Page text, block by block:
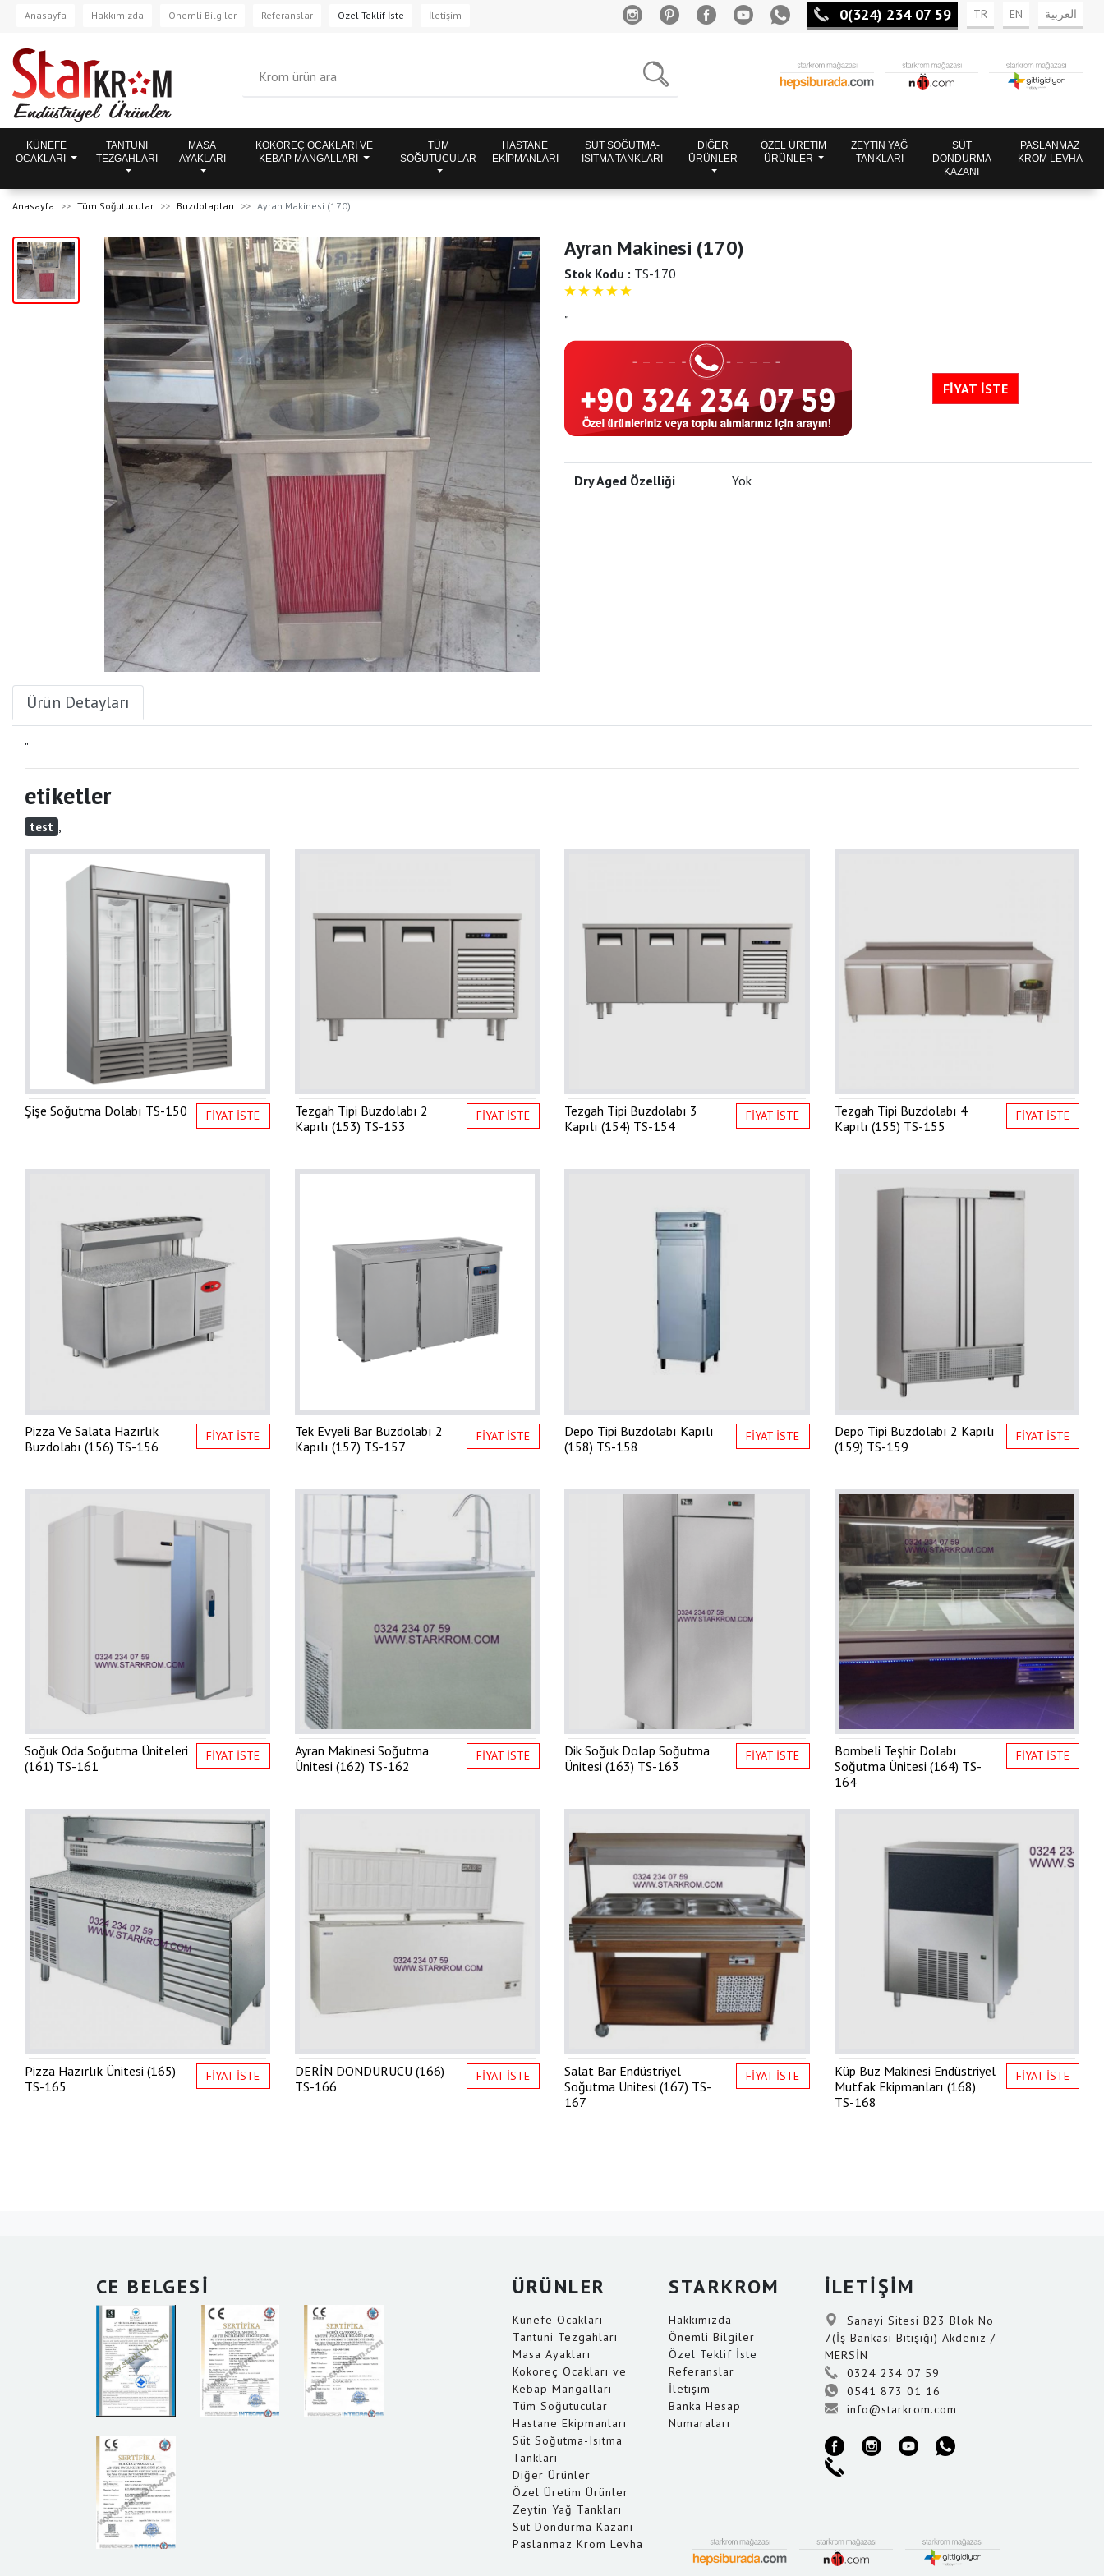
Anasayfa Hakkımızda Önemli Bilgiler Referanslar Özel Teklif İste İletişim 0(324) 234 07 59 TR EN العربية
KÜNEFE
OCAKLARI
TANTUNİ
TEZGAHLARI
MASA
AYAKLARI
KOKOREÇ OCAKLARI VE
KEBAP MANGALLARI
TÜM
SOĞUTUCULAR
HASTANE
EKİPMANLARI
SÜT SOĞUTMA-
ISITMA TANKLARI
DİĞER
ÜRÜNLER
ÖZEL ÜRETİM
ÜRÜNLER
ZEYTİN YAĞ
TANKLARI
SÜT
DONDURMA
KAZANI
PASLANMAZ
KROM LEVHA
Anasayfa Tüm Soğutucular Buzdolapları Ayran Makinesi (170)
Ayran Makinesi (170)
Stok Kodu : TS-170
"
FİYAT İSTE
Dry Aged Özelliği Yok
Ürün Detayları
"
etiketler
test ,
Şişe Soğutma Dolabı TS-150 FİYAT İSTE
Tezgah Tipi Buzdolabı 2
Kapılı (153) TS-153
FİYAT İSTE
Tezgah Tipi Buzdolabı 3
Kapılı (154) TS-154
FİYAT İSTE
Tezgah Tipi Buzdolabı 4
Kapılı (155) TS-155
FİYAT İSTE
Pizza Ve Salata Hazırlık
Buzdolabı (156) TS-156
FİYAT İSTE
Tek Evyeli Bar Buzdolabı 2
Kapılı (157) TS-157
FİYAT İSTE
Depo Tipi Buzdolabı Kapılı
(158) TS-158
FİYAT İSTE
Depo Tipi Buzdolabı 2 Kapılı
(159) TS-159
FİYAT İSTE
Soğuk Oda Soğutma Üniteleri
(161) TS-161
FİYAT İSTE
Ayran Makinesi Soğutma
Ünitesi (162) TS-162
FİYAT İSTE
Dik Soğuk Dolap Soğutma
Ünitesi (163) TS-163
FİYAT İSTE
Bombeli Teşhir Dolabı
Soğutma Ünitesi (164) TS-
164
FİYAT İSTE
Pizza Hazırlık Ünitesi (165)
TS-165
FİYAT İSTE
DERİN DONDURUCU (166)
TS-166
FİYAT İSTE
Salat Bar Endüstriyel
Soğutma Ünitesi (167) TS-
167
FİYAT İSTE
Küp Buz Makinesi Endüstriyel
Mutfak Ekipmanları (168)
TS-168
FİYAT İSTE
CE BELGESİ ÜRÜNLER
Künefe Ocakları
Tantuni Tezgahları
Masa Ayakları
Kokoreç Ocakları ve
Kebap Mangalları
Tüm Soğutucular
Hastane Ekipmanları
Süt Soğutma-Isıtma
Tankları
Diğer Ürünler
Özel Üretim Ürünler
Zeytin Yağ Tankları
Süt Dondurma Kazanı
Paslanmaz Krom Levha
STARKROM
Hakkımızda
Önemli Bilgiler
Özel Teklif İste
Referanslar
İletişim
Banka Hesap
Numaraları
İLETİŞİM
Sanayi Sitesi B23 Blok No
7(İş Bankası Bitişiği) Akdeniz /
MERSİN
0324 234 07 59
0541 873 01 16
info@starkrom.com